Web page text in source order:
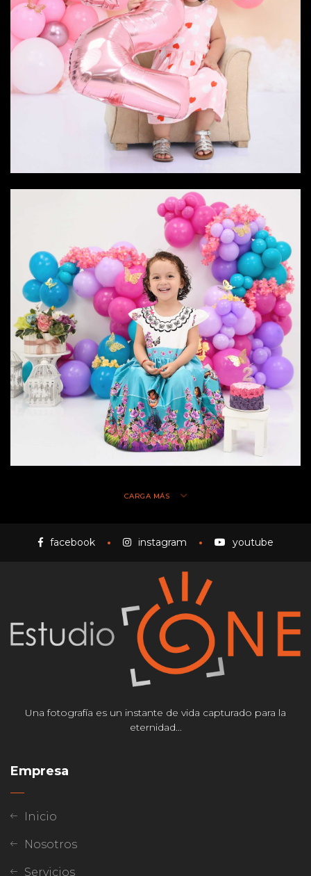
CARGA MÁS
facebook instagram youtube
Una fotografía es un instante de vida capturado para la
eternidad...
Empresa
Inicio
Nosotros
Servicios